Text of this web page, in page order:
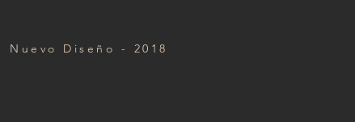
Nuevo Diseño - 2018